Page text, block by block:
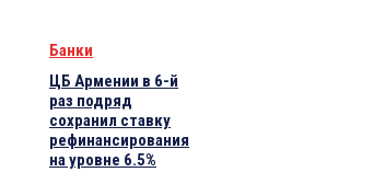
Банки
ЦБ Армении в 6-й
раз подряд
сохранил ставку
рефинансирования
на уровне 6.5%